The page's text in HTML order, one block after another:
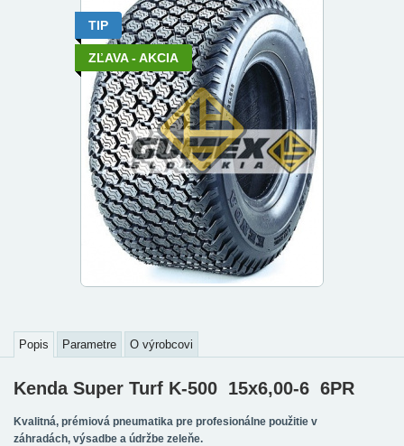
TIP
ZĽAVA - AKCIA
Popis Parametre O výrobcovi
Kenda Super Turf K-500 15x6,00-6 6PR
Kvalitná, prémiová pneumatika pre profesionálne použitie v
záhradách, výsadbe a údržbe zeleňe.